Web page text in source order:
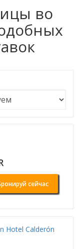
во
сейчас
Hotel Calderón